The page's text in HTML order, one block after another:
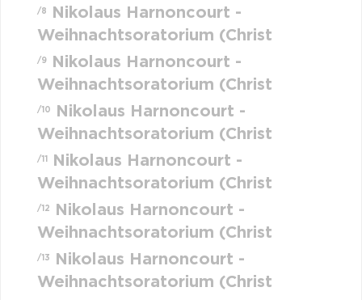
/8
Nikolaus Harnoncourt -
Weihnachtsoratorium (Christ
/9
Nikolaus Harnoncourt -
Weihnachtsoratorium (Christ
/10
Nikolaus Harnoncourt -
Weihnachtsoratorium (Christ
/11
Nikolaus Harnoncourt -
Weihnachtsoratorium (Christ
/12
Nikolaus Harnoncourt -
Weihnachtsoratorium (Christ
/13
Nikolaus Harnoncourt -
Weihnachtsoratorium (Christ